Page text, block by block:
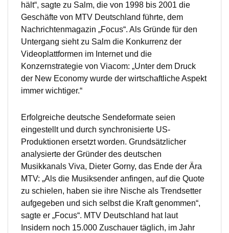
hält“, sagte zu Salm, die von 1998 bis 2001 die
Geschäfte von MTV Deutschland führte, dem
Nachrichtenmagazin „Focus“. Als Gründe für den
Untergang sieht zu Salm die Konkurrenz der
Videoplattformen im Internet und die
Konzernstrategie von Viacom: „Unter dem Druck
der New Economy wurde der wirtschaftliche Aspekt
immer wichtiger.“
Erfolgreiche deutsche Sendeformate seien
eingestellt und durch synchronisierte US-
Produktionen ersetzt worden. Grundsätzlicher
analysierte der Gründer des deutschen
Musikkanals Viva, Dieter Gorny, das Ende der Ära
MTV: „Als die Musiksender anfingen, auf die Quote
zu schielen, haben sie ihre Nische als Trendsetter
aufgegeben und sich selbst die Kraft genommen“,
sagte er „Focus“. MTV Deutschland hat laut
Insidern noch 15.000 Zuschauer täglich, im Jahr